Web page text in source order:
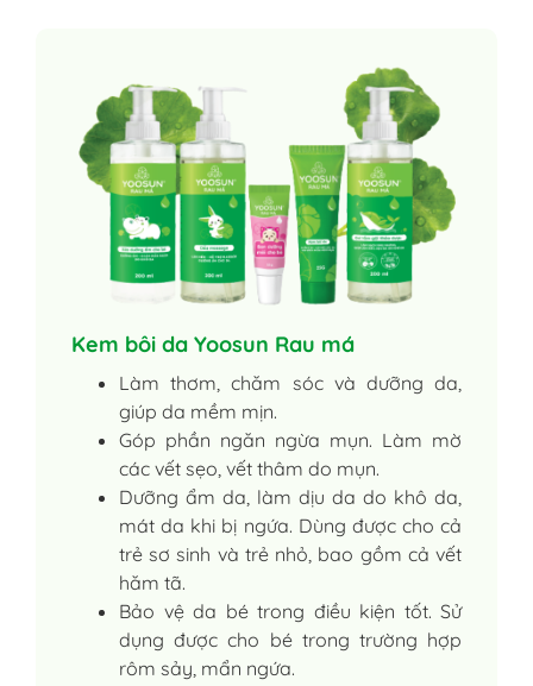
Kem bôi da Yoosun Rau má
Làm thơm, chăm sóc và dưỡng da,
giúp da mềm mịn.
Góp phần ngăn ngừa mụn. Làm mờ
các vết sẹo, vết thâm do mụn.
Dưỡng ẩm da, làm dịu da do khô da,
mát da khi bị ngứa. Dùng được cho cả
trẻ sơ sinh và trẻ nhỏ, bao gồm cả vết
hăm tã.
Bảo vệ da bé trong điều kiện tốt. Sử
dụng được cho bé trong trường hợp
rôm sảy, mẩn ngứa.